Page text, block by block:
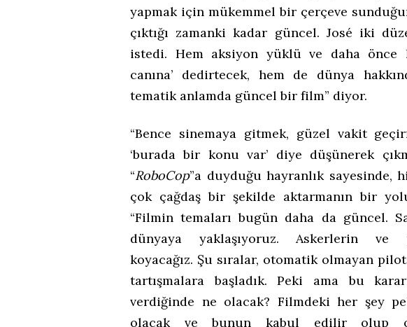
yapmak için mükemmel bir çerçeve
çıktığı zamanki kadar güncel. José iki
istedi. Hem aksiyon yüklü ve daha önce
canına’ dedirtecek, hem de dünya
tematik anlamda güncel bir film” diyor.
“Bence sinemaya gitmek, güzel vakit
‘burada bir konu var’ diye düşünerek
“RoboCop”a duyduğu hayranlık sayesinde,
çok çağdaş bir şekilde aktarmanın bir
“Filmin temaları bugün daha da güncel.
dünyaya yaklaşıyoruz. Askerlerin
koyacağız. Şu sıralar, otomatik olmayan
tartışmalara başladık. Peki ama bu
verdiğinde ne olacak? Filmdeki her şey
olacak ve bunun kabul edilir olup